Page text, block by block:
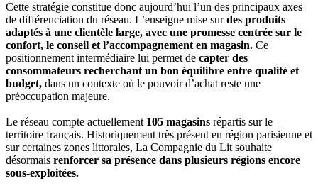
Cette stratégie constitue donc aujourd’hui l’un des principaux axes
de différenciation du réseau. L’enseigne mise surdes produits
adaptés à une clientèle large, avec une promesse centrée sur le
confort, le conseil et l’accompagnement en magasin. Ce
positionnement intermédiaire lui permet de capter des
consommateurs recherchant un bon équilibre entre qualité et
budget, dans un contexte où le pouvoir d’achat reste une
préoccupation majeure.
Le réseau compte actuellement 105 magasins répartis sur le
territoire français. Historiquement très présent en région parisienne et
sur certaines zones littorales, La Compagnie du Lit souhaite
désormais renforcer sa présence dans plusieurs régions encore
sous-exploitées.